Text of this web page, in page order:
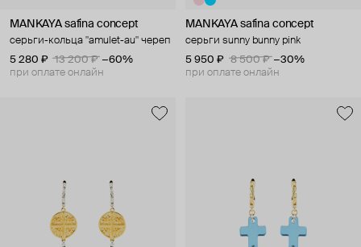
MANKAYA safina concept
серьги-кольца "amulet-au" череп
5 280 ₽
13 200 ₽ −60%
при оплате онлайн
MANKAYA safina concept
серьги sunny bunny pink
5 950 ₽
8 500 ₽ −30%
при оплате онлайн